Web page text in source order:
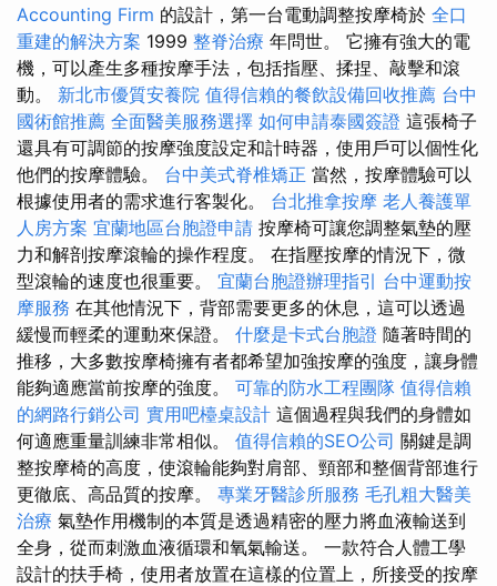
Accounting Firm 的設計，第一台電動調整按摩椅於 全口
重建的解決方案 1999 整脊治療 年問世。 它擁有強大的電
機，可以產生多種按摩手法，包括指壓、揉捏、敲擊和滾
動。 新北市優質安養院 值得信賴的餐飲設備回收推薦 台中
國術館推薦 全面醫美服務選擇 如何申請泰國簽證 這張椅子
還具有可調節的按摩強度設定和計時器，使用戶可以個性化
他們的按摩體驗。 台中美式脊椎矯正 當然，按摩體驗可以
根據使用者的需求進行客製化。 台北推拿按摩 老人養護單
人房方案 宜蘭地區台胞證申請 按摩椅可讓您調整氣墊的壓
力和解剖按摩滾輪的操作程度。 在指壓按摩的情況下，微
型滾輪的速度也很重要。 宜蘭台胞證辦理指引 台中運動按
摩服務 在其他情況下，背部需要更多的休息，這可以透過
緩慢而輕柔的運動來保證。 什麼是卡式台胞證 隨著時間的
推移，大多數按摩椅擁有者都希望加強按摩的強度，讓身體
能夠適應當前按摩的強度。 可靠的防水工程團隊 值得信賴
的網路行銷公司 實用吧檯桌設計 這個過程與我們的身體如
何適應重量訓練非常相似。 值得信賴的SEO公司 關鍵是調
整按摩椅的高度，使滾輪能夠對肩部、頸部和整個背部進行
更徹底、高品質的按摩。 專業牙醫診所服務 毛孔粗大醫美
治療 氣墊作用機制的本質是透過精密的壓力將血液輸送到
全身，從而刺激血液循環和氧氣輸送。 一款符合人體工學
設計的扶手椅，使用者放置在這樣的位置上，所接受的按摩